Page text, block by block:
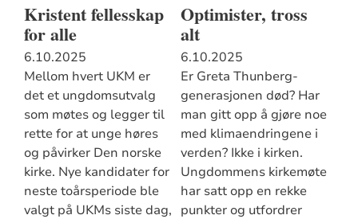
Kristent fellesskap
for alle
6.10.2025
Mellom hvert UKM er
det et ungdomsutvalg
som møtes og legger til
rette for at unge høres
og påvirker Den norske
kirke. Nye kandidater for
neste toårsperiode ble
valgt på UKMs siste dag,
Optimister, tross
alt
6.10.2025
Er Greta Thunberg-
generasjonen død? Har
man gitt opp å gjøre noe
med klimaendringene i
verden? Ikke i kirken.
Ungdommens kirkemøte
har satt opp en rekke
punkter og utfordrer